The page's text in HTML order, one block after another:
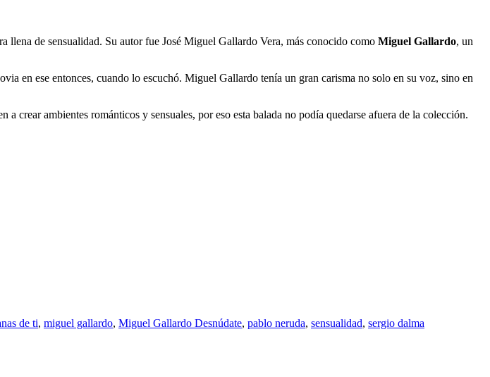
llena de sensualidad. Su autor fue José Miguel Gallardo Vera, más conocido como Miguel Gallardo, un
en ese entonces, cuando lo escuchó. Miguel Gallardo tenía un gran carisma no solo en su voz, sino en
crear ambientes románticos y sensuales, por eso esta balada no podía quedarse afuera de la colección.
de ti, miguel gallardo, Miguel Gallardo Desnúdate, pablo neruda, sensualidad, sergio dalma